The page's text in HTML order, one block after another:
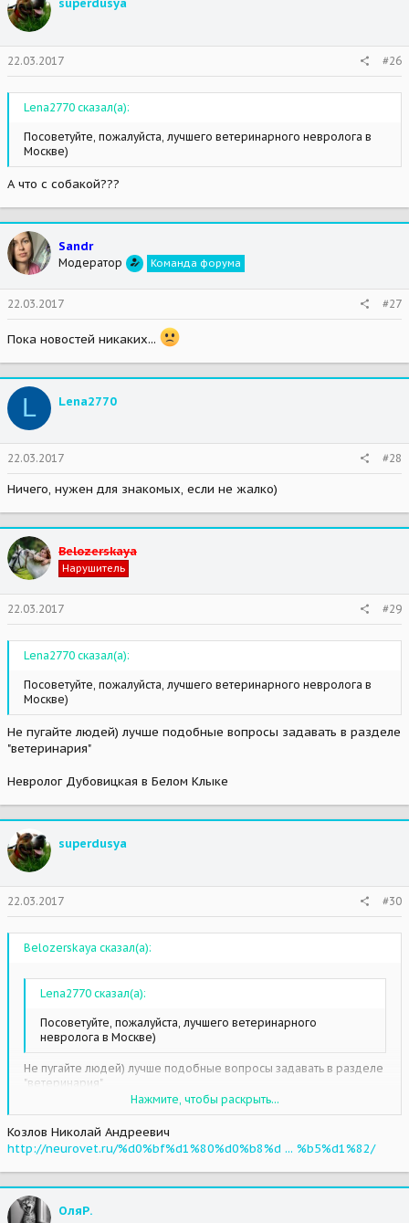
superdusya
22.03.2017 #26
Lena2770 сказал(а):
Посоветуйте, пожалуйста, лучшего ветеринарного невролога в
Москве)
А что с собакой???
Sandr
Модератор Команда форума
22.03.2017 #27
Пока новостей никаких...
L Lena2770
22.03.2017 #28
Ничего, нужен для знакомых, если не жалко)
Belozerskaya
Нарушитель
22.03.2017 #29
Lena2770 сказал(а):
Посоветуйте, пожалуйста, лучшего ветеринарного невролога в
Москве)
Не пугайте людей) лучше подобные вопросы задавать в разделе
"ветеринария"
Невролог Дубовицкая в Белом Клыке
superdusya
22.03.2017 #30
Belozerskaya сказал(а):
Lena2770 сказал(а):
Посоветуйте, пожалуйста, лучшего ветеринарного
невролога в Москве)
Нажмите, чтобы раскрыть...
Не пугайте людей) лучше подобные вопросы задавать в разделе
"ветеринария"
Невролог Дубовицкая в Белом Клыке
Нажмите, чтобы раскрыть...
Козлов Николай Андреевич
http://neurovet.ru/%d0%bf%d1%80%d0%b8%d ... %b5%d1%82/
ОляР.